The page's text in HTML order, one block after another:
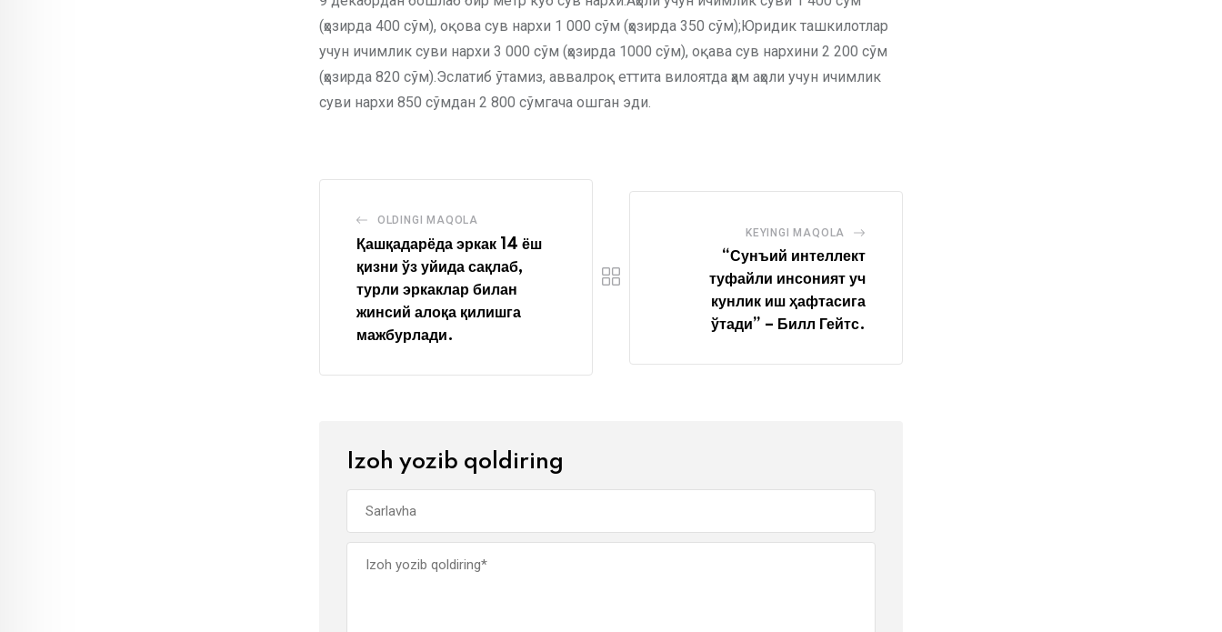
(ҳозирда 400 сўм), оқова сув нархи 1 000 сўм (ҳозирда 350 сўм);Юридик ташкилотлар
учун ичимлик суви нархи 3 000 сўм (ҳозирда 1000 сўм), оқава сув нархини 2 200 сўм
(ҳозирда 820 сўм).Эслатиб ўтамиз, аввалроқ еттита вилоятда ҳам аҳоли учун ичимлик
суви нархи 850 сўмдан 2 800 сўмгача ошган эди.
OLDINGI MAQOLA
Қашқадарёда эркак 14 ёш
қизни ўз уйида сақлаб,
турли эркаклар билан
жинсий алоқа қилишга
мажбурлади.
KEYINGI MAQOLA
“Сунъий интеллект
туфайли инсоният уч
кунлик иш ҳафтасига
ўтади” – Билл Гейтс.
Izoh yozib qoldiring